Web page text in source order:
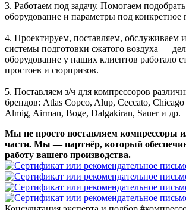
3. Работаем под задачу. Помогаем
оборудование и параметры под конкретное
4. Проектируем, поставляем, обслуживаем
системы подготовки сжатого воздуха —
оборудование у наших клиентов работало
простоев и сюрпризов.
5. Поставляем з/ч для компрессоров
брендов: Atlas Copco, Alup, Ceccato, Chicago
Almig, Airman, Boge, Dalgakiran, Sauer и др.
Мы не просто поставляем компрессоры
части. Мы — партнёр, который
работу вашего производства.